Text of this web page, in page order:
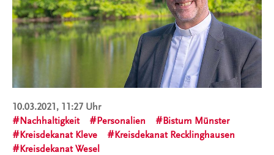
10.03.2021, 11:27 Uhr
Nachhaltigkeit
Personalien
Bistum Münster
Kreisdekanat Kleve
Kreisdekanat Recklinghausen
Kreisdekanat Wesel